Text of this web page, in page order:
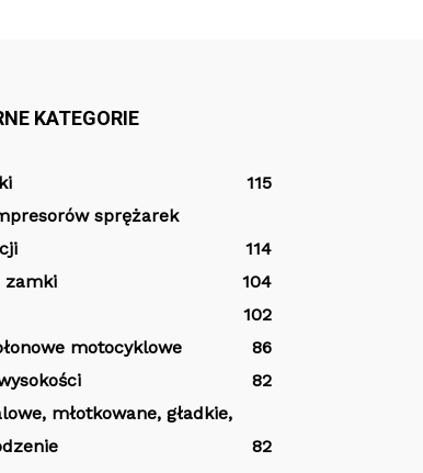
KATEGORIE
115
sprężarek
114
zamki
104
102
motocyklowe
86
82
młotkowane, gładkie,
82